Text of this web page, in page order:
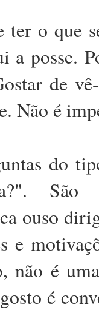
ter o que
a posse.
de
Não é
do
São
ouso
e
não é
é